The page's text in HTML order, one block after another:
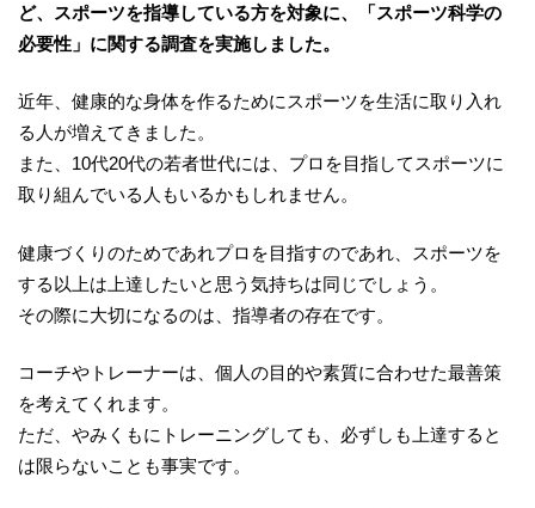
ど、スポーツを指導している方を対象に、「スポーツ科学の
必要性」に関する調査を実施しました。
近年、健康的な身体を作るためにスポーツを生活に取り入れ
る人が増えてきました。
また、10代20代の若者世代には、プロを目指してスポーツに
取り組んでいる人もいるかもしれません。
健康づくりのためであれプロを目指すのであれ、スポーツを
する以上は上達したいと思う気持ちは同じでしょう。
その際に大切になるのは、指導者の存在です。
コーチやトレーナーは、個人の目的や素質に合わせた最善策
を考えてくれます。
ただ、やみくもにトレーニングしても、必ずしも上達すると
は限らないことも事実です。